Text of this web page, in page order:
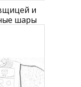
и
шары